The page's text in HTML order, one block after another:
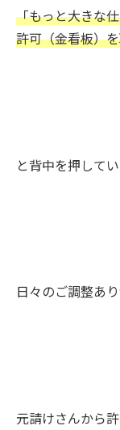
「もっと大きな
許可（金看板）
と背中を押して
日々のご調整あ
元請けさんから